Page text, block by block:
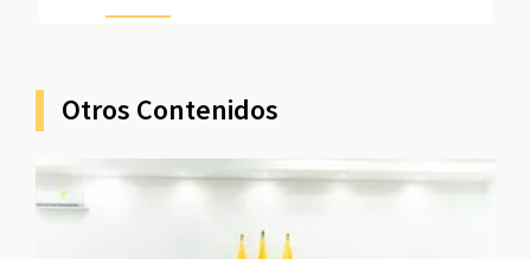
Otros Contenidos